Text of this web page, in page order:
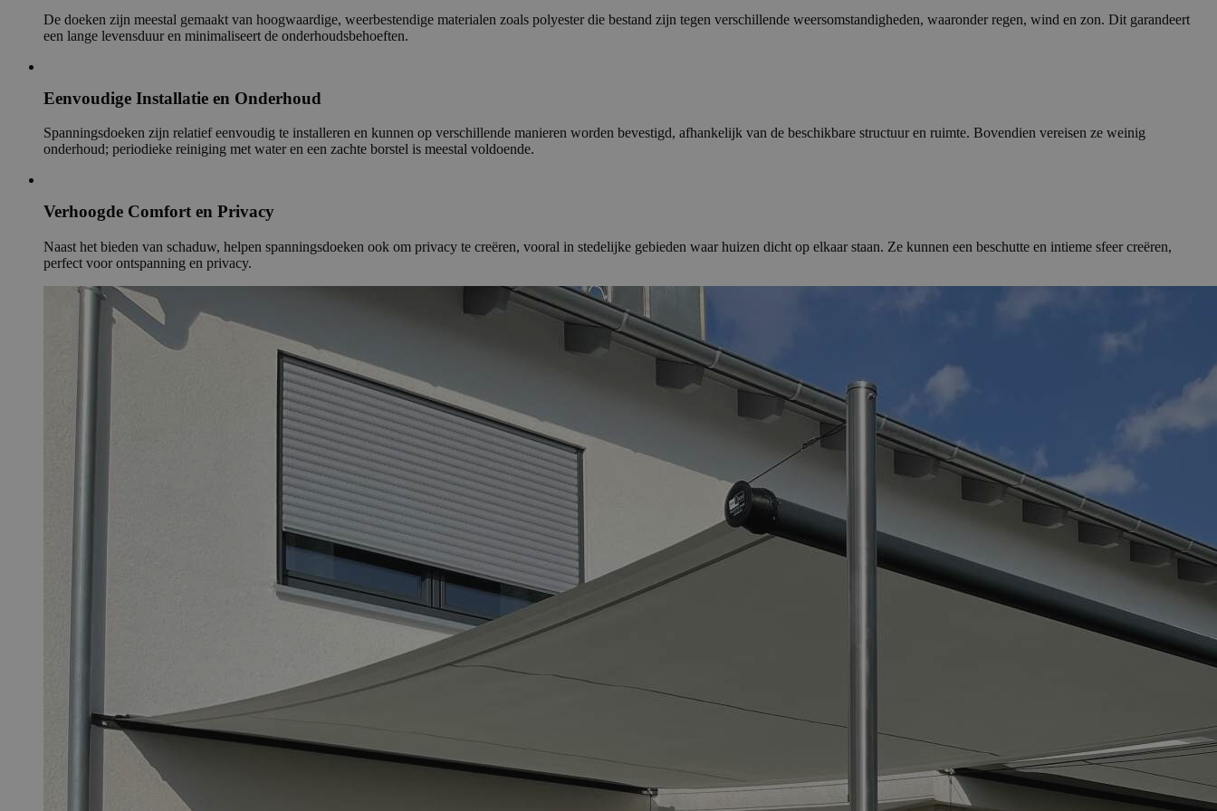
De doeken zijn meestal gemaakt van hoogwaardige, weerbestendige materialen zoals polyester die bestand zijn tegen verschillende weersomstandigheden, waaronder regen, wind en zon. Dit garandeert
een lange levensduur en minimaliseert de onderhoudsbehoeften.
Eenvoudige Installatie en Onderhoud
Spanningsdoeken zijn relatief eenvoudig te installeren en kunnen op verschillende manieren worden bevestigd, afhankelijk van de beschikbare structuur en ruimte. Bovendien vereisen ze weinig
onderhoud; periodieke reiniging met water en een zachte borstel is meestal voldoende.
Verhoogde Comfort en Privacy
Naast het bieden van schaduw, helpen spanningsdoeken ook om privacy te creëren, vooral in stedelijke gebieden waar huizen dicht op elkaar staan. Ze kunnen een beschutte en intieme sfeer creëren,
perfect voor ontspanning en privacy.